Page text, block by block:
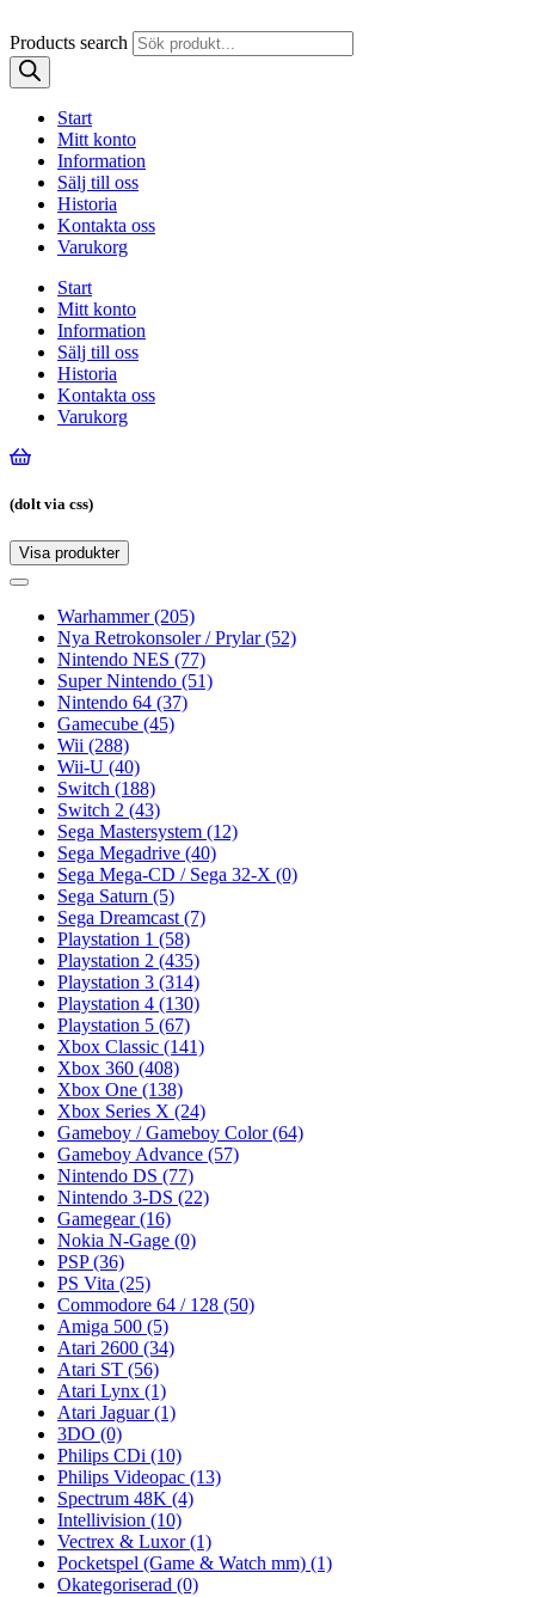
Products search
Start
Mitt konto
Information
Sälj till oss
Historia
Kontakta oss
Varukorg
Start
Mitt konto
Information
Sälj till oss
Historia
Kontakta oss
Varukorg
(dolt via css)
Visa produkter
Toggle
Toggle
navigationWarhammer(205)
Nya Retrokonsoler / Prylar(52)
Nintendo NES (77)
Super Nintendo (51)
Nintendo 64 (37)
Gamecube (45)
Wii (288)
Wii-U (40)
Switch (188)
Switch 2 (43)
Sega Mastersystem (12)
Sega Megadrive (40)
Sega Mega-CD / Sega 32-X (0)
Sega Saturn (5)
Sega Dreamcast (7)
Playstation 1 (58)
Playstation 2 (435)
Playstation 3 (314)
Playstation 4 (130)
Playstation 5 (67)
Xbox Classic (141)
Xbox 360 (408)
Xbox One (138)
Xbox Series X (24)
Gameboy / Gameboy Color(64)
Gameboy Advance (57)
Nintendo DS (77)
Nintendo 3-DS (22)
Gamegear(16)
Nokia N-Gage (0)
PSP(36)
PS Vita (25)
Commodore 64 / 128 (50)
Amiga 500 (5)
Atari 2600 (34)
Atari ST (56)
Atari Lynx (1)
Atari Jaguar(1)
3DO (0)
Philips CDi (10)
Philips Videopac (13)
Spectrum 48K (4)
Intellivision (10)
Vectrex & Luxor(1)
Pocketspel (Game & Watch mm) (1)
Okategoriserad (0)